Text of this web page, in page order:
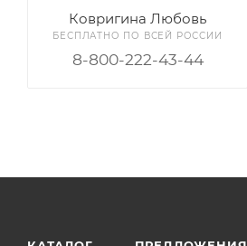
Ковригина Любовь
БЕСПЛАТНО ПО ВСЕЙ РОССИИ
8-800-222-43-44